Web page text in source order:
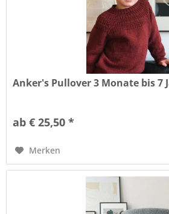
Anker's Pullover 3 Monate bis 7
ab € 25,50 *
Merken